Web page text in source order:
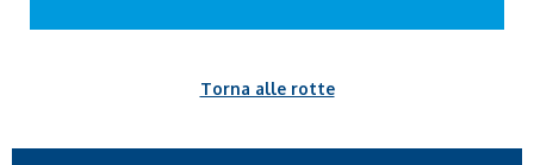
Torna alle rotte